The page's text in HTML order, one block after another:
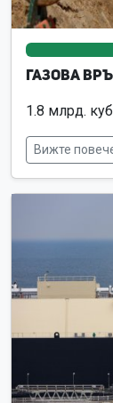
Газова
1.8 млрд.
Вижте